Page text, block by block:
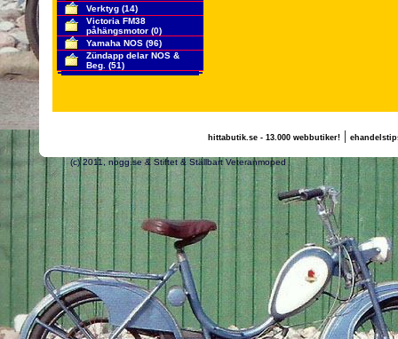
Verktyg(14)
Victoria FM38
påhängsmotor(0)
Yamaha NOS(96)
Zündapp delar NOS &
Beg. (51)
hittabutik.se - 13.000 webbutiker!|
(c) 2011, nogg.se & Stiftet & Ställbart